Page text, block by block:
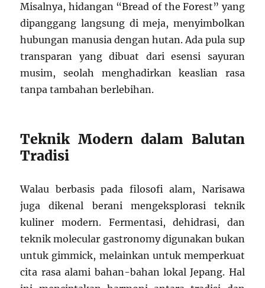
Misalnya, hidangan “Bread of the Forest” yang
dipanggang langsung di meja, menyimbolkan
hubungan manusia dengan hutan. Ada pula sup
transparan yang dibuat dari esensi sayuran
musim, seolah menghadirkan keaslian rasa
tanpa tambahan berlebihan.
Teknik Modern dalam Balutan
Tradisi
Walau berbasis pada filosofi alam, Narisawa
juga dikenal berani mengeksplorasi teknik
kuliner modern. Fermentasi, dehidrasi, dan
teknik molecular gastronomy digunakan bukan
untuk gimmick, melainkan untuk memperkuat
cita rasa alami bahan-bahan lokal Jepang. Hal